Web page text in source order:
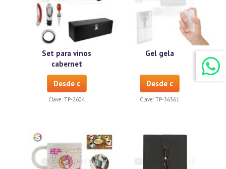
Set para vinos
cabernet
Desde c
Clave: TP-2604
Gel gela
Desde c
Clave: TP-36361